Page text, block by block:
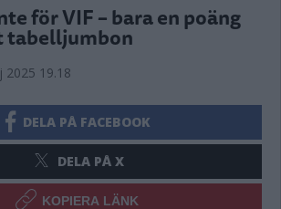
för VIF – bara en poäng
tabelljumbon
2025 19.18
DELA PÅ FACEBOOK
DELA PÅ X
KOPIERA LÄNK